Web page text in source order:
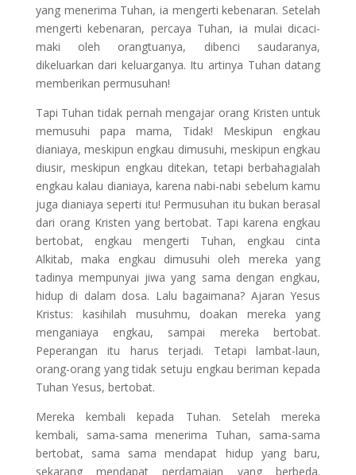
yang menerima Tuhan, ia mengerti kebenaran. Setelah
mengerti kebenaran, percaya Tuhan, ia mulai dicaci-
maki oleh orangtuanya, dibenci saudaranya,
dikeluarkan dari keluarganya. Itu artinya Tuhan datang
memberikan permusuhan!
Tapi Tuhan tidak pernah mengajar orang Kristen untuk
memusuhi papa mama, Tidak! Meskipun engkau
dianiaya, meskipun engkau dimusuhi, meskipun engkau
diusir, meskipun engkau ditekan, tetapi berbahagialah
engkau kalau dianiaya, karena nabi-nabi sebelum kamu
juga dianiaya seperti itu! Permusuhan itu bukan berasal
dari orang Kristen yang bertobat. Tapi karena engkau
bertobat, engkau mengerti Tuhan, engkau cinta
Alkitab, maka engkau dimusuhi oleh mereka yang
tadinya mempunyai jiwa yang sama dengan engkau,
hidup di dalam dosa. Lalu bagaimana? Ajaran Yesus
Kristus: kasihilah musuhmu, doakan mereka yang
menganiaya engkau, sampai mereka bertobat.
Peperangan itu harus terjadi. Tetapi lambat-laun,
orang-orang yang tidak setuju engkau beriman kepada
Tuhan Yesus, bertobat.
Mereka kembali kepada Tuhan. Setelah mereka
kembali, sama-sama menerima Tuhan, sama-sama
bertobat, sama sama mendapat hidup yang baru,
sekarang mendapat perdamaian yang berbeda.